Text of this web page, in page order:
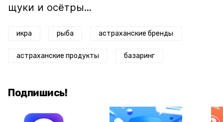
щуки и осётры...
икра рыба астраханские бренды
астраханские продукты базаринг
Подпишись!